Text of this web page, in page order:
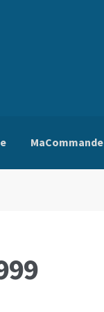
MaCommande